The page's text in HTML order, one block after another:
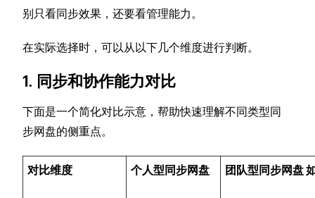
别只看同步效果，还要看管理能力。
在实际选择时，可以从以下几个维度进行判断。
1. 同步和协作能力对比
下面是一个简化对比示意，帮助快速理解不同类型同
步网盘的侧重点。
对比维度 个人型同步网盘 团队型同步网盘